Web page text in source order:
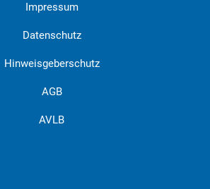
Impressum
Datenschutz
Hinweisgeberschutz
AGB
AVLB